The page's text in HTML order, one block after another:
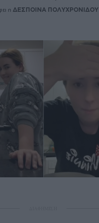
η ΔΕΣΠΟΙΝΑ ΠΟΛΥΧΡΟΝΙΔΟΥ